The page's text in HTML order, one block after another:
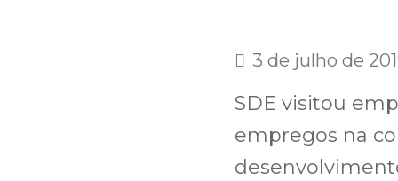
3 de julho de
SDE visitou
empregos na